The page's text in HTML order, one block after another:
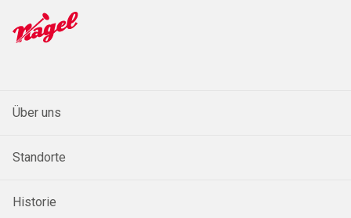
Über uns
Standorte
Historie